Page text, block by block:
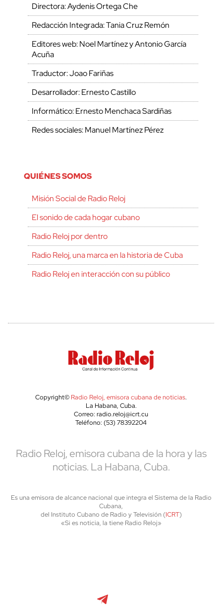
Directora: Aydenis Ortega Che
Redacción Integrada: Tania Cruz Remón
Editores web: Noel Martínez y Antonio García
Acuña
Traductor: Joao Fariñas
Desarrollador: Ernesto Castillo
Informático: Ernesto Menchaca Sardiñas
Redes sociales: Manuel Martínez Pérez
QUIÉNES SOMOS
Misión Social de Radio Reloj
El sonido de cada hogar cubano
Radio Reloj por dentro
Radio Reloj, una marca en la historia de Cuba
Radio Reloj en interacción con su público
Copyright© Radio Reloj, emisora cubana de noticias.
La Habana, Cuba.
Correo: radio.reloj@icrt.cu
Teléfono: (53) 78392204
Radio Reloj, emisora cubana de la hora y las
noticias. La Habana, Cuba.
Es una emisora de alcance nacional que integra el Sistema de la Radio
Cubana,
del Instituto Cubano de Radio y Televisión (ICRT)
«Si es noticia, la tiene Radio Reloj»